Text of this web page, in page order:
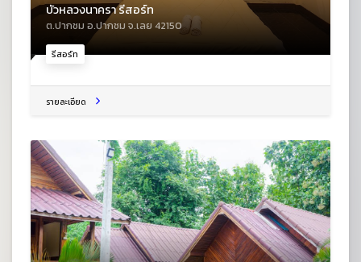
รีสอร์ท
บัวหลวงนาครา รีสอร์ท
ต.ปากชม อ.ปากชม จ.เลย 42150
รายละเอียด